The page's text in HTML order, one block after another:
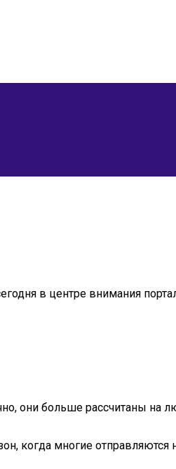
в центре внимания
они больше рассчитаны на
когда многие отправляются